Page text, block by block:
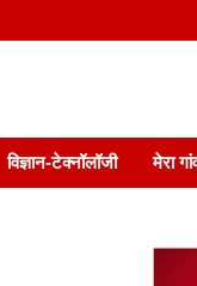
& Podcast I
विज्ञान-टेक्नॉलॉजी मेरा